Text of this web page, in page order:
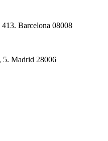
Barcelona 08008
5. Madrid 28006